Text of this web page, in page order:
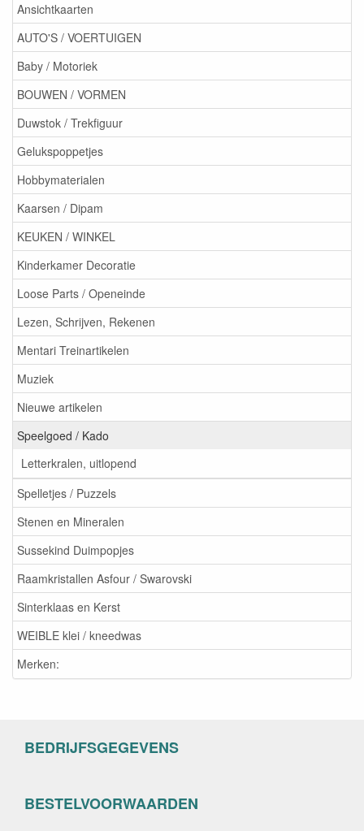
Ansichtkaarten
AUTO'S / VOERTUIGEN
Baby / Motoriek
BOUWEN / VORMEN
Duwstok / Trekfiguur
Gelukspoppetjes
Hobbymaterialen
Kaarsen / Dipam
KEUKEN / WINKEL
Kinderkamer Decoratie
Loose Parts / Openeinde
Lezen, Schrijven, Rekenen
Mentari Treinartikelen
Muziek
Nieuwe artikelen
Speelgoed / Kado
Letterkralen, uitlopend
Spelletjes / Puzzels
Stenen en Mineralen
Sussekind Duimpopjes
Raamkristallen Asfour / Swarovski
Sinterklaas en Kerst
WEIBLE klei / kneedwas
Merken:
BEDRIJFSGEGEVENS
BESTELVOORWAARDEN